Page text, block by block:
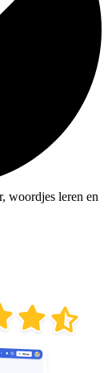
woordjes leren en